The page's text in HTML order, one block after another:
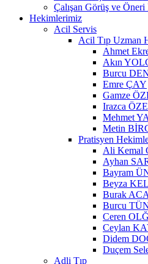
Çalışan Görüş ve Öneri
Hekimlerimiz
Acil Servis
Acil Tıp Uzman
Ahmet
Akın
Burcu
Emre ÇAY
Gamze
Irazca
Mehmet
Metin
Pratisyen
Ali Kemal
Ayhan
Bayram
Beyza
Burak
Burcu
Ceren
Ceylan
Didem
Duçem
Adli Tıp